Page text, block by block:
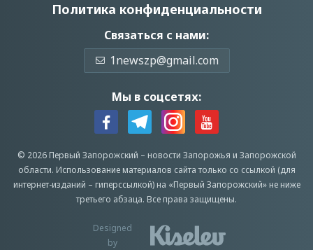
Политика конфиденциальности
Связаться с нами:
1newszp@gmail.com
Мы в соцсетях:
© 2026 Первый Запорожский – новости Запорожья и Запорожской
области. Использование материалов сайта только со ссылкой (для
интернет-изданий – гиперссылкой) на «Первый Запорожский» не ниже
третьего абзаца. Все права защищены.
Designed
by